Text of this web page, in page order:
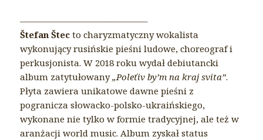
——————————————–
Štefan Štec to charyzmatyczny wokalista
wykonujący rusińskie pieśni ludowe, choreograf i
perkusjonista. W 2018 roku wydał debiutancki
album zatytułowany„Poleťiv by’m na kraj svita”.
Płyta zawiera unikatowe dawne pieśni z
pogranicza słowacko-polsko-ukraińskiego,
wykonane nie tylko w formie tradycyjnej, ale też w
aranżacji world music. Album zyskał status